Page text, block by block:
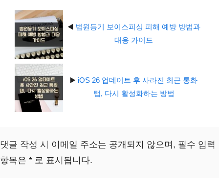
◀️ 법원등기 보이스피싱 피해 예방 방법과
대응 가이드
▶️ iOS 26 업데이트 후 사라진 최근 통화
탭, 다시 활성화하는 방법
댓글 작성 시 이메일 주소는 공개되지 않으며, 필수 입력
항목은 * 로 표시됩니다.